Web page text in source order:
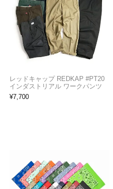
レッドキャップ REDKAP #PT20
インダストリアル ワークパンツ
¥7,700